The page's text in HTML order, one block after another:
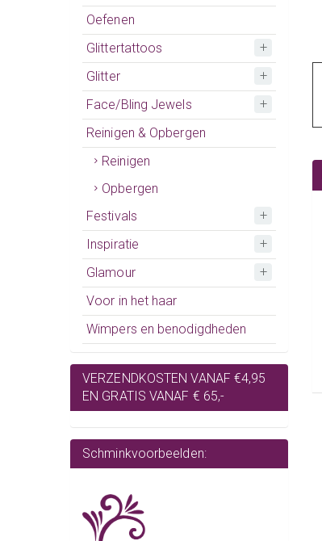
Oefenen
Glittertattoos
Glitter
Face/Bling Jewels
Reinigen & Opbergen
Reinigen
Opbergen
Festivals
Inspiratie
Glamour
Voor in het haar
Wimpers en benodigdheden
VERZENDKOSTEN VANAF €4,95
EN GRATIS VANAF € 65,-
Schminkvoorbeelden: